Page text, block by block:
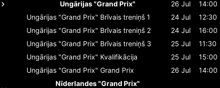
Ungārijas "Grand Prix" 26 Jul
14:00
Ungārijas "Grand Prix" Brīvais treniņš 1 24 Jul
12:30
Ungārijas "Grand Prix" Brīvais treniņš 2 24 Jul
16:00
Ungārijas "Grand Prix" Brīvais treniņš 3 25 Jul
11:30
Ungārijas "Grand Prix" Kvalifikācija 25 Jul
15:00
Ungārijas "Grand Prix" Grand Prix 26 Jul
14:00
Nīderlandes "Grand Prix"